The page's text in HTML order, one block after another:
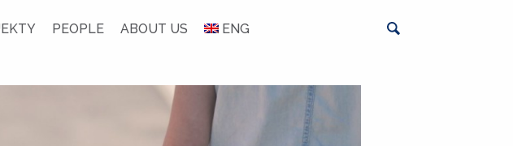
PEOPLE ABOUT US ENG